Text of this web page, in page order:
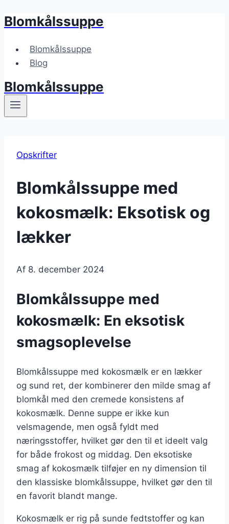
Fortsæt
indhold
Blomkålssuppe
Blomkålssuppe
Blog
Blomkålssuppe
Opskrifter
Blomkålssuppe med
kokosmælk: Eksotisk og
lækker
Af 8. december 2024
Blomkålssuppe med
kokosmælk: En eksotisk
smagsoplevelse
Blomkålssuppe med kokosmælk er en lækker
og sund ret, der kombinerer den milde smag af
blomkål med den cremede konsistens af
kokosmælk. Denne suppe er ikke kun
velsmagende, men også fyldt med
næringsstoffer, hvilket gør den til et ideelt valg
for både frokost og middag. Den eksotiske
smag af kokosmælk tilføjer en ny dimension til
den klassiske blomkålssuppe, hvilket gør den til
en favorit blandt mange.
Kokosmælk er rig på sunde fedtstoffer og kan